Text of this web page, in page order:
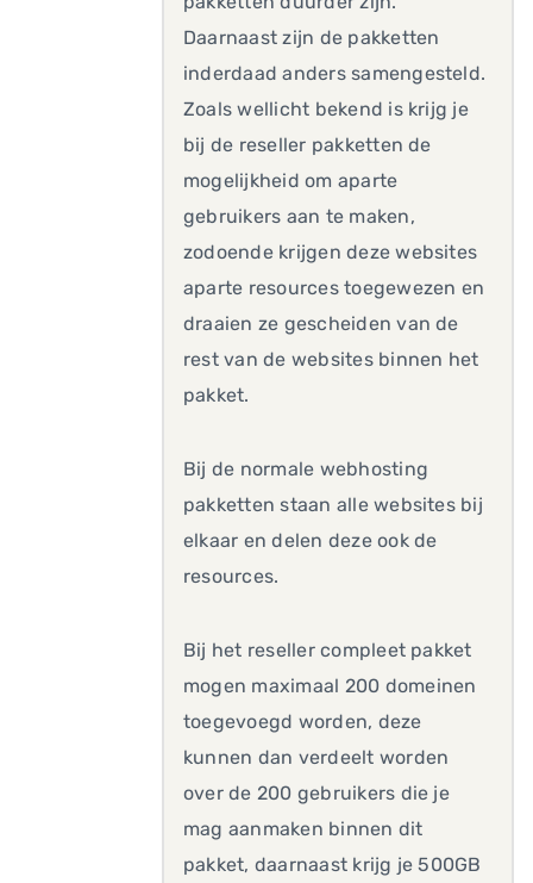
Daarnaast zijn de pakketten
inderdaad anders samengesteld.
Zoals wellicht bekend is krijg je
bij de reseller pakketten de
mogelijkheid om aparte
gebruikers aan te maken,
zodoende krijgen deze websites
aparte resources toegewezen en
draaien ze gescheiden van de
rest van de websites binnen het
pakket.
Bij de normale webhosting
pakketten staan alle websites bij
elkaar en delen deze ook de
resources.
Bij het reseller compleet pakket
mogen maximaal 200 domeinen
toegevoegd worden, deze
kunnen dan verdeelt worden
over de 200 gebruikers die je
mag aanmaken binnen dit
pakket, daarnaast krijg je 500GB